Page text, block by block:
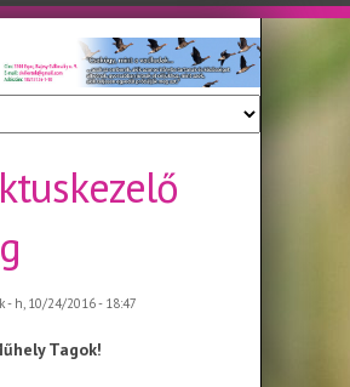
- h, 10/24/2016 - 18:47
Tagok!